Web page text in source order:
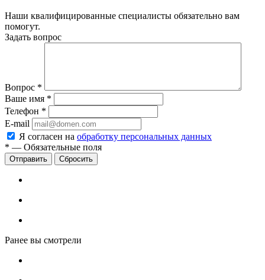
Наши квалифицированные специалисты обязательно вам
помогут.
Задать вопрос
Вопрос *
Ваше имя *
Телефон *
E-mail
Я согласен на обработку персональных данных
* — Обязательные поля
Сбросить
Ранее вы смотрели